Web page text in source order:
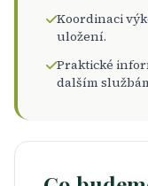
Koordinaci
uložení.
Praktické
dalším